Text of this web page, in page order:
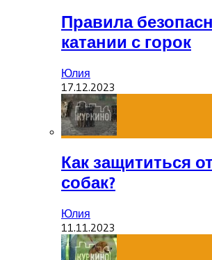
Правила
катании с горок
Юлия
17.12.2023
Как защититься
собак?
Юлия
11.11.2023